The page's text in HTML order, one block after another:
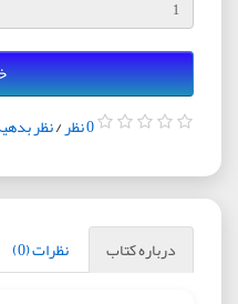
0 نظر /نظر
درباره کتاب نظرات (0)